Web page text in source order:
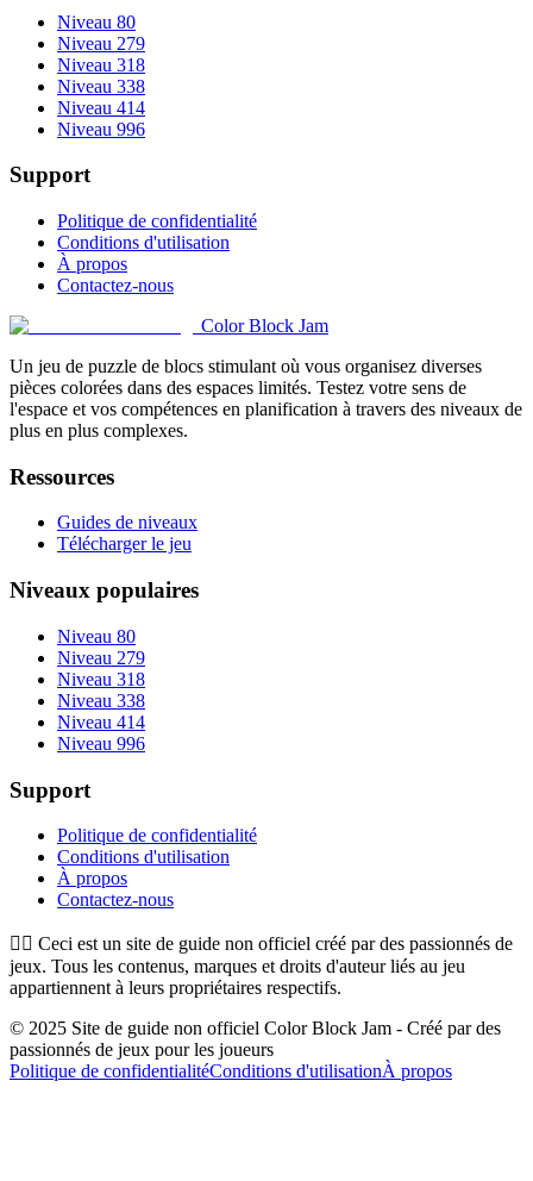
Niveau 80
Niveau 279
Niveau 318
Niveau 338
Niveau 414
Niveau 996
Support
Politique de confidentialité
Conditions d'utilisation
À propos
Contactez-nous
Color Block Jam
Un jeu de puzzle de blocs stimulant où vous organisez diverses
pièces colorées dans des espaces limités. Testez votre sens de
l'espace et vos compétences en planification à travers des niveaux de
plus en plus complexes.
Ressources
Guides de niveaux
Télécharger le jeu
Niveaux populaires
Niveau 80
Niveau 279
Niveau 318
Niveau 338
Niveau 414
Niveau 996
Support
Politique de confidentialité
Conditions d'utilisation
À propos
Contactez-nous
👉🏻 Ceci est un site de guide non officiel créé par des passionnés de
jeux. Tous les contenus, marques et droits d'auteur liés au jeu
appartiennent à leurs propriétaires respectifs.
© 2025 Site de guide non officiel Color Block Jam - Créé par des
passionnés de jeux pour les joueurs
Politique de confidentialitéConditions d'utilisationÀ propos